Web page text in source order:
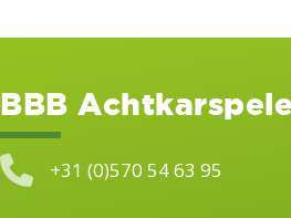
BBB
+31 (0)570 54 63 95